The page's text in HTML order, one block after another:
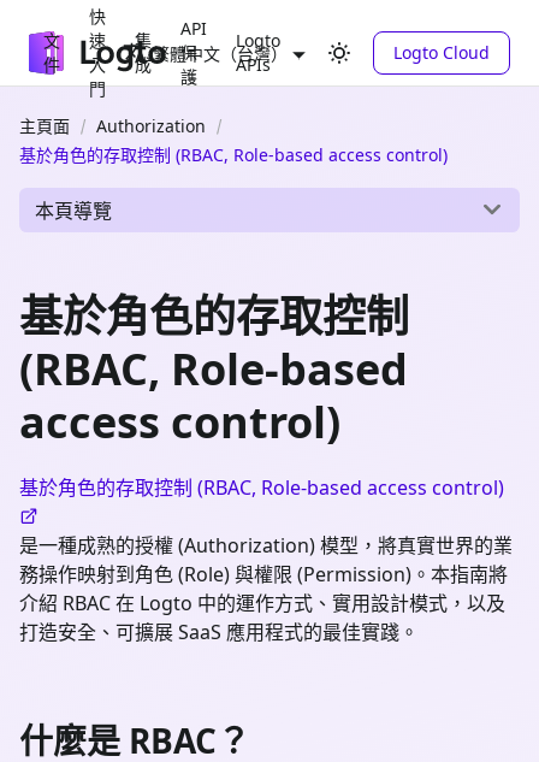
文
件
快
速
入
門
集
成
API
保
護
Logto
APIs
繁體中文（台灣） Logto Cloud
主頁面
Authorization
基於角色的存取控制 (RBAC, Role-based access control)
本頁導覽
基於角色的存取控制
(RBAC, Role-based
access control)
基於角色的存取控制 (RBAC, Role-based access control)
是一種成熟的授權 (Authorization) 模型，將真實世界的業
務操作映射到角色 (Role) 與權限 (Permission)。本指南將
介紹 RBAC 在 Logto 中的運作方式、實用設計模式，以及
打造安全、可擴展 SaaS 應用程式的最佳實踐。
什麼是 RBAC？